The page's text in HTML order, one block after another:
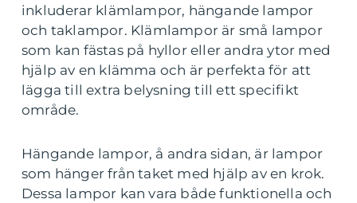
inkluderar klämlampor, hängande lampor
och taklampor. Klämlampor är små lampor
som kan fästas på hyllor eller andra ytor med
hjälp av en klämma och är perfekta för att
lägga till extra belysning till ett specifikt
område.
Hängande lampor, å andra sidan, är lampor
som hänger från taket med hjälp av en krok.
Dessa lampor kan vara både funktionella och